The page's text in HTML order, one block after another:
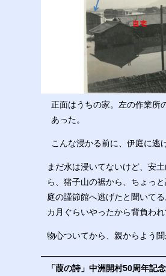
正面はうちの家。左の作業所
あった。
こんな浸かる前に、伊庭に逃
まだ水は浸いてないけど、安
ら、猪子山の裾から、ちょっ
庭の謹節館へ逃げたと聞いて
カ月ぐらいやったから背負わ
物心ついてから、親からよう
「葭の詩」中洲開村50周年記